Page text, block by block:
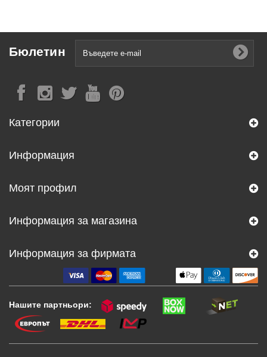
Бюлетин
Категории
Информация
Моят профил
Информация за магазина
Информация за фирмата
Нашите партньори: